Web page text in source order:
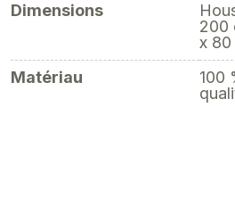
Dimensions
200
x 80
Matériau
100